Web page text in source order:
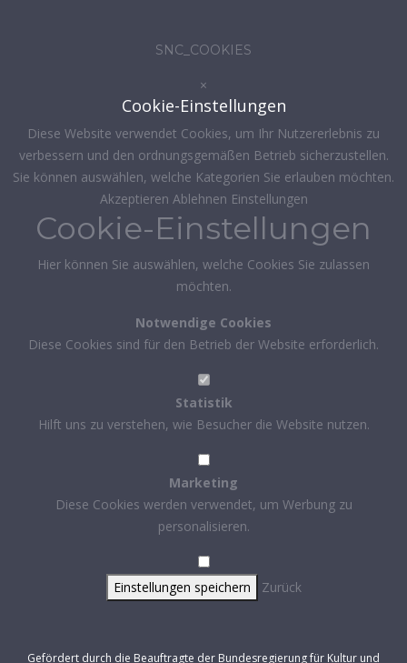
SNC_COOKIES
×
Cookie-Einstellungen
Diese Website verwendet Cookies, um Ihr Nutzererlebnis zu
verbessern und den ordnungsgemäßen Betrieb sicherzustellen.
Sie können auswählen, welche Kategorien Sie erlauben möchten.
Akzeptieren Ablehnen Einstellungen
Cookie-Einstellungen
Hier können Sie auswählen, welche Cookies Sie zulassen
möchten.
Notwendige Cookies
Diese Cookies sind für den Betrieb der Website erforderlich.
Statistik
Hilft uns zu verstehen, wie Besucher die Website nutzen.
Marketing
Diese Cookies werden verwendet, um Werbung zu
personalisieren.
Einstellungen speichern Zurück
Gefördert durch die Beauftragte der Bundesregierung für Kultur und